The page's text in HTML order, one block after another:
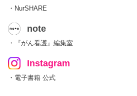
・NurSHARE
note
・『がん看護』編集室
Instagram
・電子書籍 公式